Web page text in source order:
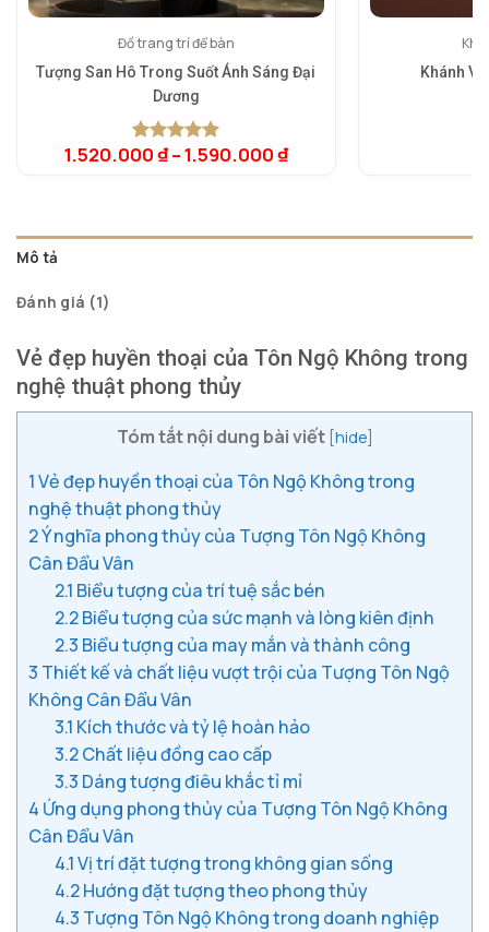
Đồ trang trí để bàn
Tượng San Hô Trong Suốt Ánh Sáng Đại
Dương
5.00trên 5
1
1.520.000₫–1.590.000₫
Khánh
Mô tả
Đánh giá (1)
Vẻ đẹp huyền thoại của Tôn Ngộ Không trong
nghệ thuật phong thủy
Tóm tắt nội dung bài viết [hide]
1Vẻ đẹp huyền thoại của Tôn Ngộ Không trong
nghệ thuật phong thủy
2Ý nghĩa phong thủy của Tượng Tôn Ngộ Không
Cân Đẩu Vân
2.1 Biểu tượng của trí tuệ sắc bén
2.2Biểu tượng của sức mạnh và lòng kiên định
2.3 Biểu tượng của may mắn và thành công
3 Thiết kế và chất liệu vượt trội của Tượng Tôn Ngộ
Không Cân Đẩu Vân
3.1 Kích thước và tỷ lệ hoàn hảo
3.2Chất liệu đồng cao cấp
3.3 Dáng tượng điêu khắc tỉ mỉ
4 Ứng dụng phong thủy của Tượng Tôn Ngộ Không
Cân Đẩu Vân
4.1Vị trí đặt tượng trong không gian sống
4.2Hướng đặt tượng theo phong thủy
4.3 Tượng Tôn Ngộ Không trong doanh nghiệp